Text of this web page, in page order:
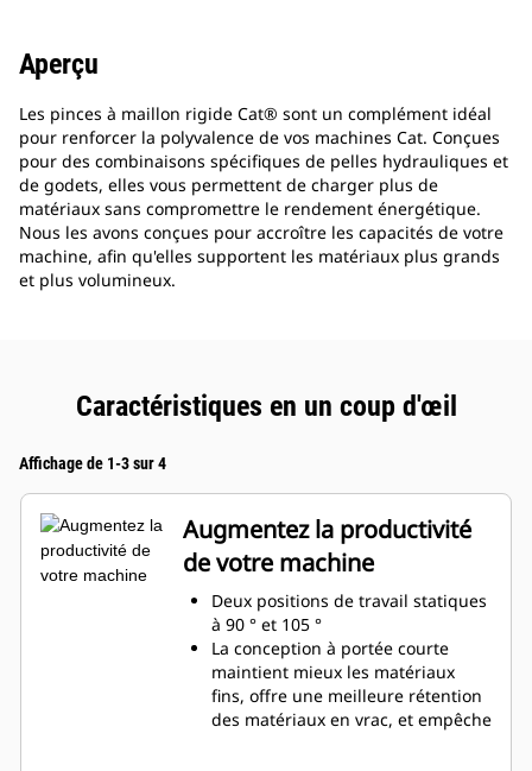
Aperçu
Les pinces à maillon rigide Cat® sont un complément idéal
pour renforcer la polyvalence de vos machines Cat. Conçues
pour des combinaisons spécifiques de pelles hydrauliques et
de godets, elles vous permettent de charger plus de
matériaux sans compromettre le rendement énergétique.
Nous les avons conçues pour accroître les capacités de votre
machine, afin qu'elles supportent les matériaux plus grands
et plus volumineux.
Caractéristiques en un coup d'œil
Affichage de 1-3 sur 4
Augmentez la productivité
de votre machine
Deux positions de travail statiques
à 90 ° et 105 °
La conception à portée courte
maintient mieux les matériaux
fins, offre une meilleure rétention
des matériaux en vrac, et empêche